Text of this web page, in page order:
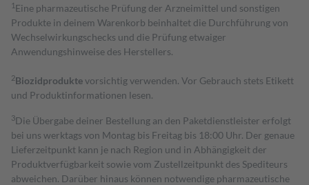
1 Eine pharmazeutische Prüfung der Arzneimittel und sonstigen
Produkte in deinem Warenkorb beinhaltet die Durchführung von
Wechselwirkungschecks und die Prüfung etwaiger
Anwendungshinweise des Herstellers.
2Biozidproduktevorsichtig verwenden. Vor Gebrauch stets Etikett
und Produktinformationen lesen.
3Die Übergabe deiner Bestellung an den Paketdienstleister erfolgt
bei uns werktags von Montag bis Freitag bis 18:00 Uhr. Der genaue
Lieferzeitpunkt kann je nach Region und in Abhängigkeit der
Produktverfügbarkeit sowie vom Zustellzeitpunkt des Spediteurs
abweichen. Darüber hinaus können notwendige pharmazeutische